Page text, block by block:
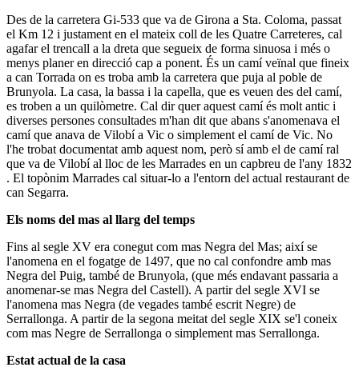
Des de la carretera Gi-533 que va de Girona a Sta. Coloma, passat
el Km 12 i justament en el mateix coll de les Quatre Carreteres, cal
agafar el trencall a la dreta que segueix de forma sinuosa i més o
menys planer en direcció cap a ponent. És un camí veïnal que fineix
a can Torrada on es troba amb la carretera que puja al poble de
Brunyola. La casa, la bassa i la capella, que es veuen des del camí,
es troben a un quilòmetre. Cal dir quer aquest camí és molt antic i
diverses persones consultades m'han dit que abans s'anomenava el
camí que anava de Vilobí a Vic o simplement el camí de Vic. No
l'he trobat documentat amb aquest nom, però sí amb el de camí ral
que va de Vilobí al lloc de les Marrades en un capbreu de l'any 1832
. El topònim Marrades cal situar-lo a l'entorn del actual restaurant de
can Segarra.
Els noms del mas al llarg del temps
Fins al segle XV era conegut com mas Negra del Mas; així se
l'anomena en el fogatge de 1497, que no cal confondre amb mas
Negra del Puig, també de Brunyola, (que més endavant passaria a
anomenar-se mas Negra del Castell). A partir del segle XVI se
l'anomena mas Negra (de vegades també escrit Negre) de
Serrallonga. A partir de la segona meitat del segle XIX se'l coneix
com mas Negre de Serrallonga o simplement mas Serrallonga.
Estat actual de la casa